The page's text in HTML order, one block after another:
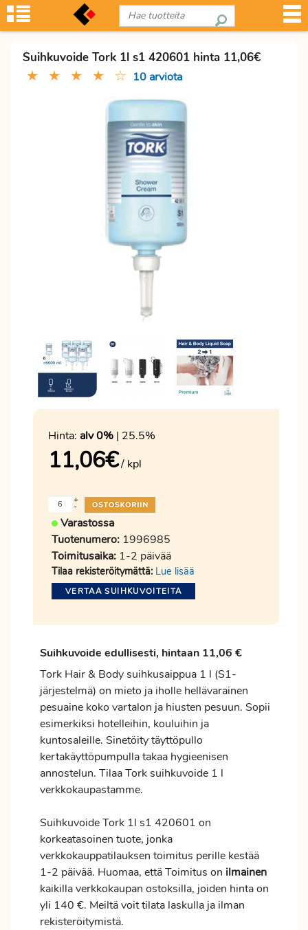
Suihkuvoide Tork 1l s1 420601 hinta 11,06€
★ ★ ★ ★ ☆ 10 arviota
Hinta: alv 0% | 25.5%
11,06€/ kpl
-
+
Varastossa
Tuotenumero: 1996985
Toimitusaika: 1-2 päivää
Tilaa rekisteröitymättä: Lue lisää
VERTAA SUIHKUVOITEITA
Suihkuvoide edullisesti, hintaan 11,06 €
Tork Hair & Body suihkusaippua 1 l (S1-
järjestelmä) on mieto ja iholle hellävarainen
pesuaine koko vartalon ja hiusten pesuun. Sopii
esimerkiksi hotelleihin, kouluihin ja
kuntosaleille. Sinetöity täyttöpullo
kertakäyttöpumpulla takaa hygieenisen
annostelun. Tilaa Tork suihkuvoide 1 l
verkkokaupastamme.
Suihkuvoide Tork 1l s1 420601 on
korkeatasoinen tuote, jonka
verkkokauppatilauksen toimitus perille kestää
1-2 päivää. Huomaa, että Toimitus on ilmainen
kaikilla verkkokaupan ostoksilla, joiden hinta on
yli 140 €. Meiltä voit tilata laskulla ja ilman
rekisteröitymistä.